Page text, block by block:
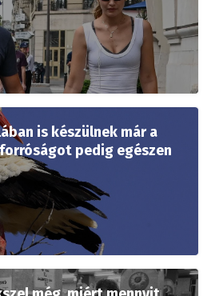
is készülnek már a
pedig egészen